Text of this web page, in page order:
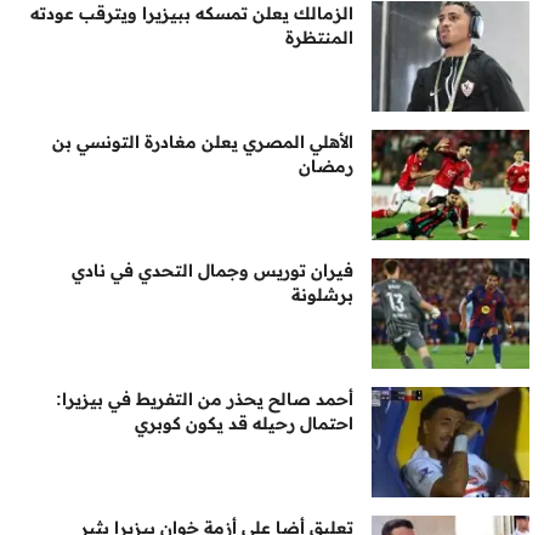
الزمالك يعلن تمسكه ببيزيرا ويترقب عودته
المنتظرة
الأهلي المصري يعلن مغادرة التونسي بن
رمضان
فيران توريس وجمال التحدي في نادي
برشلونة
أحمد صالح يحذر من التفريط في بيزيرا:
احتمال رحيله قد يكون كوبري
تعليق أضا على أزمة خوان بيزيرا يثير